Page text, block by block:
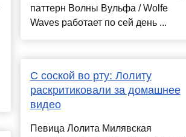
паттерн Волны Вульфа / Wolfe
Waves работает по сей день ...
С соской во рту: Лолиту
раскритиковали за домашнее
видео
Певица Лолита Милявская